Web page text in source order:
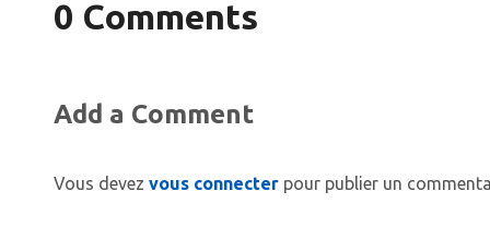
0 Comments
Add a Comment
Vous devez vous connecter pour publier un